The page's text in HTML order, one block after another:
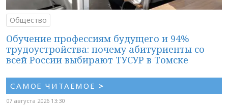
Общество
Обучение профессиям будущего и 94%
трудоустройства: почему абитуриенты со
всей России выбирают ТУСУР в Томске
САМОЕ ЧИТАЕМОЕ >
07 августа 2026 13:30